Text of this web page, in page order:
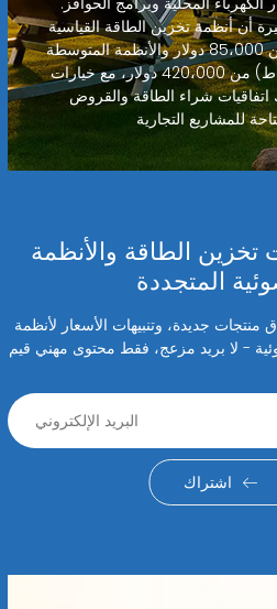
أن أنظمة تخزين الطاقة القياسية
(60-600 كيلوواط) تبدأ من 85،000 دولار والأنظمة المتوسطة
(600 كيلوواط-2.5 ميجاواط) من 420،000 دولار، مع خيارات
شراء الطاقة والقروض
الطاقة والأنظمة
المتجددة
جديدة، وتنبيهات الأسعار لأنظمة
- لا بريد مزعج، فقط محتوى مهني قيم
اشتراك